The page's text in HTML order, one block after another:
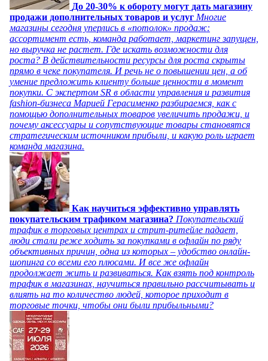
До 20-30% к обороту могут дать магазину
продажи дополнительных товаров и услуг Многие
магазины сегодня уперлись в «потолок» продаж:
ассортимент есть, команда работает, маркетинг запущен,
но выручка не растет. Где искать возможности для
роста? В действительности ресурсы для роста скрыты
прямо в чеке покупателя. И речь не о повышении цен, а об
умение предложить клиенту больше ценности в момент
покупки. С экспертом SR в области управления и развития
fashion-бизнеса Марией Герасименко разбираемся, как с
помощью дополнительных товаров увеличить продажи, и
почему аксессуары и сопутствующие товары становятся
стратегическим источником прибыли, и какую роль играет
команда магазина.
Как научиться эффективно управлять
покупательским трафиком магазина? Покупательский
трафик в торговых центрах и стрит-ритейле падает,
люди стали реже ходить за покупками в офлайн по ряду
объективных причин, одна из которых – удобство онлайн-
шопинга со всеми его плюсами. И все же офлайн
продолжает жить и развиваться. Как взять под контроль
трафик в магазинах, научиться правильно рассчитывать и
влиять на то количество людей, которое приходит в
торговые точки, чтобы они были прибыльными?